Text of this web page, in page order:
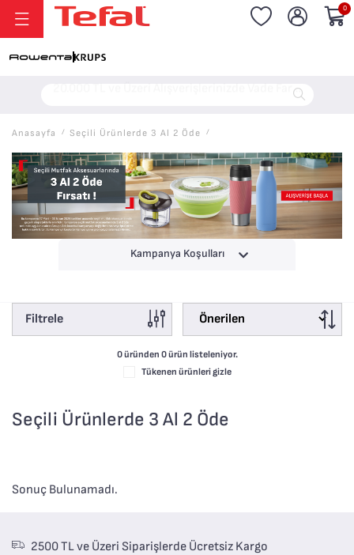
0
Anasayfa / Seçili Ürünlerde 3 Al 2 Öde /
Kampanya Koşulları
Filtrele
0 üründen 0ürün listeleniyor.
Tükenen ürünleri gizle
Seçili Ürünlerde 3 Al 2 Öde
Sonuç Bulunamadı.
2500 TL ve Üzeri Siparişlerde Ücretsiz Kargo